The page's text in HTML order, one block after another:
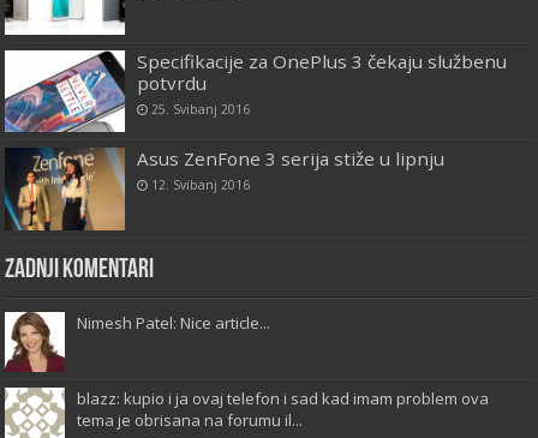
Specifikacije za OnePlus 3 čekaju službenu
potvrdu
25. Svibanj 2016
Asus ZenFone 3 serija stiže u lipnju
12. Svibanj 2016
Zadnji komentari
Nimesh Patel: Nice article...
blazz: kupio i ja ovaj telefon i sad kad imam problem ova
tema je obrisana na forumu il...